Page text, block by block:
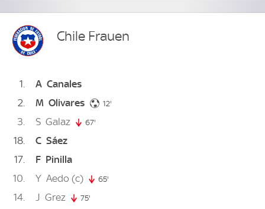
Chile Frauen
1 A Canales
2
M Olivares 12'
3 S Galaz 67'
18 C Sáez
17
F Pinilla
10
Y Aedo (c) 65'
14 J Grez 75'